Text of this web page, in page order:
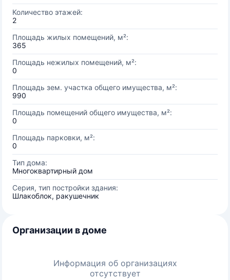
Количество этажей:
2
Площадь жилых помещений, м²:
365
Площадь нежилых помещений, м²:
0
Площадь зем. участка общего имущества, м²:
990
Площадь помещений общего имущества, м²:
0
Площадь парковки, м²:
0
Тип дома:
Многоквартирный дом
Серия, тип постройки здания:
Шлакоблок, ракушечник
Организации в доме
Информация об организациях
отсутствует